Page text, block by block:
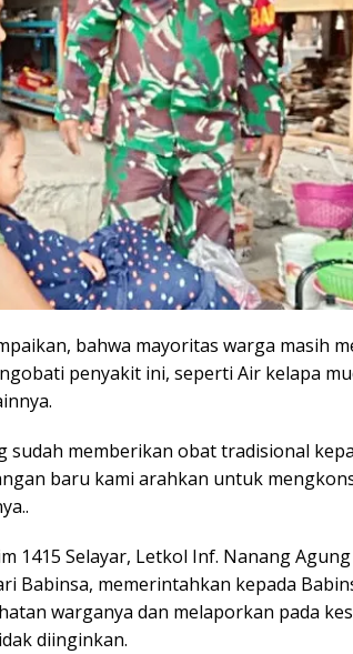
bahwa mayoritas warga masih
penyakit ini, seperti Air kelapa
sudah memberikan obat tradisional
baru kami arahkan untuk
1415 Selayar, Letkol Inf. Nanang
Babinsa, memerintahkan kepada
warganya dan melaporkan pada
diinginkan.